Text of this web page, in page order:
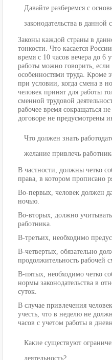
Давайте разберемся с
законодательства в данной
Законы каждой страны в
тонкости. Что касается
время с 10 часов вечера до 6
работы можно говорить,
особенностями труда. Кроме
при условии, когда смена в
человек принят для работы
сменной трудовой
рабочее время сокращаться
договоре не предусмотрены
Что должен знать
желание привлечь
В частности, должны четко
права, в котором прописано
Во-первых, человек должен
ночью.
Во-вторых, должно
работника.
В-третьих, необходимо
В-четвертых, обязательно
продолжительность рабочей
В-пятых, необходимо четко
нормы законодательства в
суток.
В случае привлечения
учесть, что в неделю не
часов с учетом работы в
Какие существуют
деятельность?